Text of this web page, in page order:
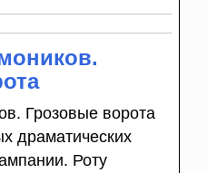
Грозовые ворота
драматических
Роту